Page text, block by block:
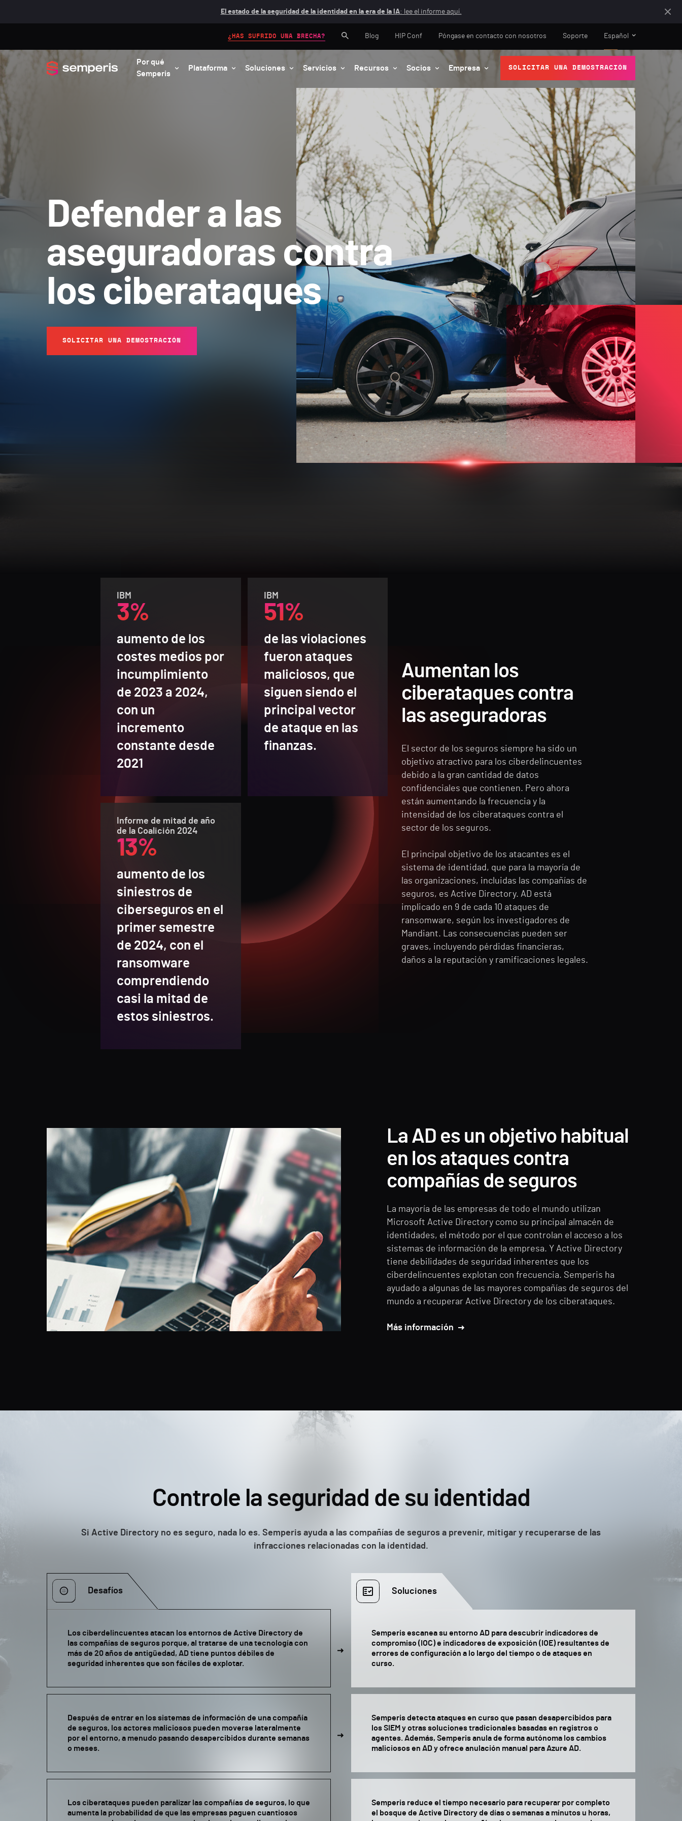
El estado de la seguridad de la identidad en la era de la IA: lee el informe aquí.
Por qué
Semperis
Plataforma Soluciones Servicios Recursos Socios Empresa SOLICITAR UNA DEMOSTRACIÓN
¿HAS SUFRIDO UNA BRECHA? Blog HIP Conf Póngase en contacto con nosotros Soporte Español
Defender a las
aseguradoras contra
los ciberataques
SOLICITAR UNA DEMOSTRACIÓN
Aumentan los
ciberataques contra
las aseguradoras
El sector de los seguros siempre ha sido un
objetivo atractivo para los ciberdelincuentes
debido a la gran cantidad de datos
confidenciales que contienen. Pero ahora
están aumentando la frecuencia y la
intensidad de los ciberataques contra el
sector de los seguros.
El principal objetivo de los atacantes es el
sistema de identidad, que para la mayoría de
las organizaciones, incluidas las compañías de
seguros, es Active Directory. AD está
implicado en 9 de cada 10 ataques de
ransomware, según los investigadores de
Mandiant. Las consecuencias pueden ser
graves, incluyendo pérdidas financieras,
daños a la reputación y ramificaciones legales.
IBM
3%
aumento de los
costes medios por
incumplimiento
de 2023 a 2024,
con un
incremento
constante desde
2021
IBM
51%
de las violaciones
fueron ataques
maliciosos, que
siguen siendo el
principal vector
de ataque en las
finanzas.
Informe de mitad de año
de la Coalición 2024
13%
aumento de los
siniestros de
ciberseguros en el
primer semestre
de 2024, con el
ransomware
comprendiendo
casi la mitad de
estos siniestros.
La AD es un objetivo habitual
en los ataques contra
compañías de seguros
La mayoría de las empresas de todo el mundo utilizan
Microsoft Active Directory como su principal almacén de
identidades, el método por el que controlan el acceso a los
sistemas de información de la empresa. Y Active Directory
tiene debilidades de seguridad inherentes que los
ciberdelincuentes explotan con frecuencia. Semperis ha
ayudado a algunas de las mayores compañías de seguros del
mundo a recuperar Active Directory de los ciberataques.
Más información
Controle la seguridad de su identidad
Si Active Directory no es seguro, nada lo es. Semperis ayuda a las compañías de seguros a prevenir, mitigar y recuperarse de las
infracciones relacionadas con la identidad.
Desafíos Soluciones
Los ciberdelincuentes atacan los entornos de Active Directory de
las compañías de seguros porque, al tratarse de una tecnología con
más de 20 años de antigüedad, AD tiene puntos débiles de
seguridad inherentes que son fáciles de explotar.
Semperis escanea su entorno AD para descubrir indicadores de
compromiso (IOC) e indicadores de exposición (IOE) resultantes de
errores de configuración a lo largo del tiempo o de ataques en
curso.
Después de entrar en los sistemas de información de una compañía
de seguros, los actores maliciosos pueden moverse lateralmente
por el entorno, a menudo pasando desapercibidos durante semanas
o meses.
Semperis detecta ataques en curso que pasan desapercibidos para
los SIEM y otras soluciones tradicionales basadas en registros o
agentes. Además, Semperis anula de forma autónoma los cambios
maliciosos en AD y ofrece anulación manual para Azure AD.
Los ciberataques pueden paralizar las compañías de seguros, lo que
aumenta la probabilidad de que las empresas paguen cuantiosos
Semperis reduce el tiempo necesario para recuperar por completo
el bosque de Active Directory de días o semanas a minutos u horas,